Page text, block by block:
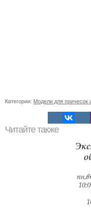
Категории: Модели для причесок
Читайте также